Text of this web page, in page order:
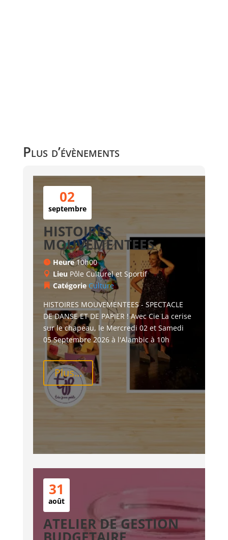
Plus d’évènements
02
septembre
HISTOIRES
MOUVEMENTEES
Heure10h00
Lieu Pôle Culturel et Sportif
Catégorie Culture
HISTOIRES MOUVEMENTEES - SPECTACLE
DE DANSE ET DE PAPIER ! Avec Cie La cerise
sur le chapeau, le Mercredi 02 et Samedi
05 Septembre 2026 à l'Alambic à 10h
Plus...
31
août
ATELIER DE GESTION